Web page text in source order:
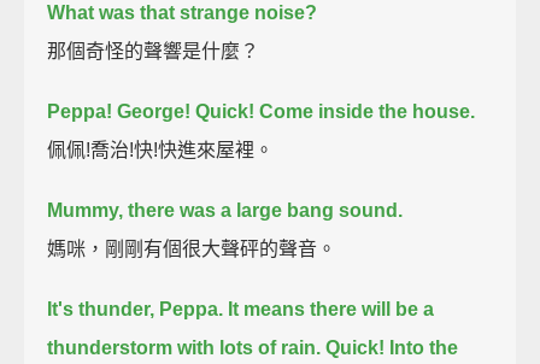
What was that strange noise?
那個奇怪的聲響是什麼？
Peppa! George! Quick! Come inside the house.
佩佩!喬治!快!快進來屋裡。
Mummy, there was a large bang sound.
媽咪，剛剛有個很大聲砰的聲音。
It's thunder, Peppa. It means there will be a
thunderstorm with lots of rain. Quick! Into the